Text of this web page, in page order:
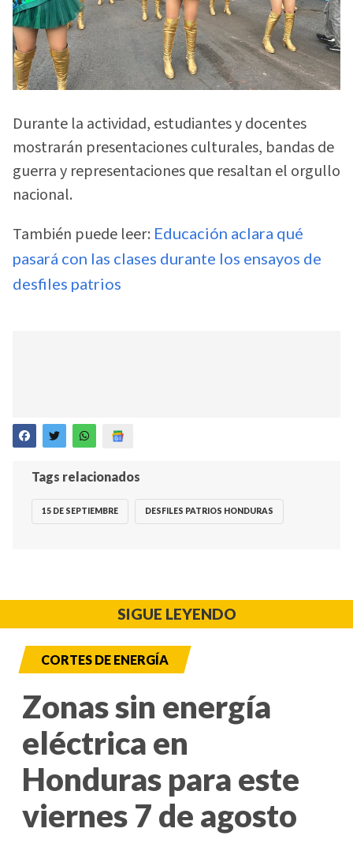
Durante la actividad, estudiantes y docentes
mostrarán presentaciones culturales, bandas de
guerra y representaciones que resaltan el orgullo
nacional.
También puede leer: Educación aclara qué
pasará con las clases durante los ensayos de
desfiles patrios
Tags relacionados
15 DE SEPTIEMBRE DESFILES PATRIOS HONDURAS
SIGUE LEYENDO
CORTES DE ENERGÍA
Zonas sin energía
eléctrica en
Honduras para este
viernes 7 de agosto